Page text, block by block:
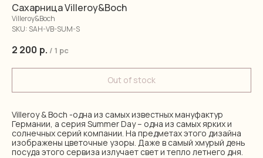
Сахарница Villeroy&Boch
Villeroy&Boch
SKU: SAH-VB-SUM-S
2 200 р. / 1 pc
Out of stock
Villeroy & Boch -одна из самых известных мануфактур
Германии, а серия Summer Day – одна из самых ярких и
солнечных серий компании. На предметах этого дизайна
изображены цветочные узоры. Даже в самый хмурый день
посуда этого сервиза излучает свет и тепло летнего дня.